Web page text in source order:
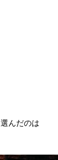
んだのは